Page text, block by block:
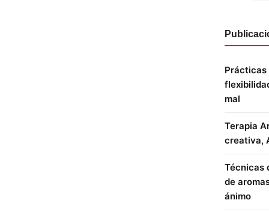
Prácticas
mal
Terapia
creativa,
Técnicas
de
ánimo